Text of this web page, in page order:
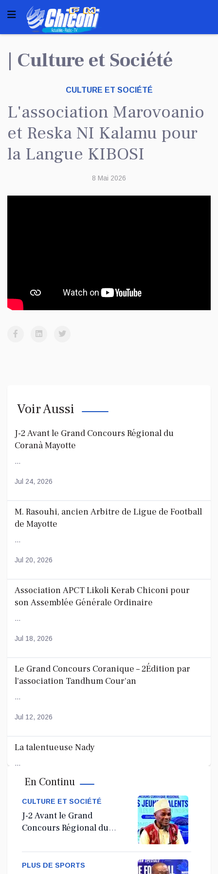
| Culture et Société
CULTURE ET SOCIÉTÉ
L'association Marovoanio
et Reska NI Kalamu pour
la Langue KIBOSI
8 Mai 2026
Voir Aussi
J-2 Avant le Grand Concours Régional du
Coranà Mayotte
...
Jul 24, 2026
M. Rasouhi, ancien Arbitre de Ligue de Football
de Mayotte
...
Jul 20, 2026
Association APCT Likoli Kerab Chiconi pour
son Assemblée Générale Ordinaire
...
Jul 18, 2026
Le Grand Concours Coranique – 2Édition par
l'association Tandhum Cour'an
...
Jul 12, 2026
La talentueuse Nady
...
Jul 11, 2026
En Continu
CULTURE ET SOCIÉTÉ
J-2 Avant le Grand
Concours Régional du
PLUS DE SPORTS